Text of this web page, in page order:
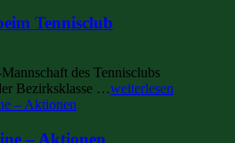
Tennisclub
des Tennisclubs
Bezirksklasse …weiterlesen
– Aktionen